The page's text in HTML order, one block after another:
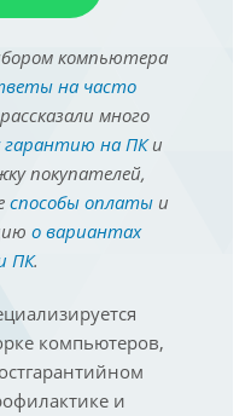
компьютера
на часто
много
гарантию на ПКи
покупателей,
способы оплатыи
о вариантах
ПК.
компьютеров,
и